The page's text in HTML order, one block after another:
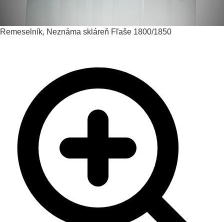
Remeselník, Neznáma skláreň Fľaše 1800/1850